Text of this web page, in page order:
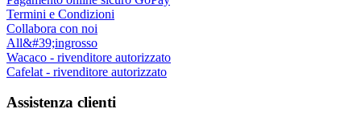
Termini e Condizioni
Collabora con noi
All&#39;ingrosso
Wacaco - rivenditore autorizzato
Cafelat - rivenditore autorizzato
Assistenza clienti